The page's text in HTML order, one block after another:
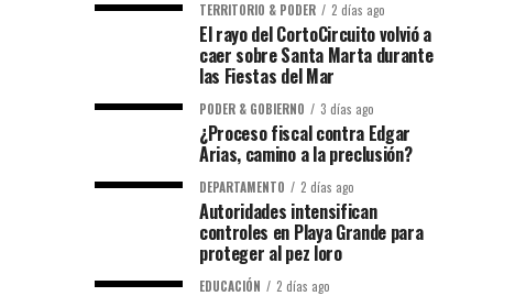
TERRITORIO & PODER 2 días ago
El rayo del CortoCircuito volvió a
caer sobre Santa Marta durante
las Fiestas del Mar
PODER & GOBIERNO 3 días ago
¿Proceso fiscal contra Edgar
Arias, camino a la preclusión?
DEPARTAMENTO 2 días ago
Autoridades intensifican
controles en Playa Grande para
proteger al pez loro
EDUCACIÓN 2 días ago